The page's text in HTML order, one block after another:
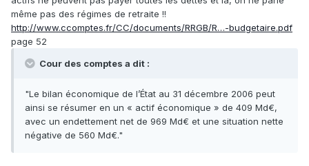
même pas des régimes de retraite !!
http://www.ccomptes.fr/CC/documents/RRGB/R…-budgetaire.pdf
page 52
Cour des comptes a dit :
"Le bilan économique de l’État au 31 décembre 2006 peut
ainsi se résumer en un « actif économique » de 409 Md€,
avec un endettement net de 969 Md€ et une situation nette
négative de 560 Md€."